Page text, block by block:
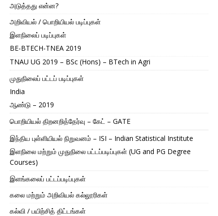
அடுத்தது என்ன?
அறிவியல் / பொறியியல் படிப்புகள்
இளநிலைப் படிப்புகள்
BE-BTECH-TNEA 2019
TNAU UG 2019 – BSc (Hons) – BTech in Agri
முதுநிலைப் பட்டப் படிப்புகள்
India
ஆண்டு – 2019
பொறியியல் திறனறித்தேர்வு – கேட் – GATE
இந்திய புள்ளியியல் நிறுவனம் – ISI – Indian Statistical Institute
இளநிலை மற்றும் முதுநிலை பட்டப்படிப்புகள் (UG and PG Degree
Courses)
இளங்கலைப் பட்டப்படிப்புகள்
கலை மற்றும் அறிவியல் கல்லூரிகள்
கல்வி / பயிற்சித் திட்டங்கள்